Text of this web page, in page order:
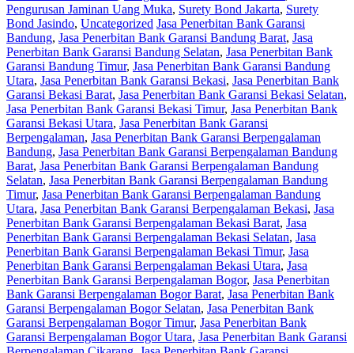
Pengurusan Jaminan Uang Muka, Surety Bond Jakarta, Surety
Bond Jasindo, Uncategorized Jasa Penerbitan Bank Garansi
Bandung, Jasa Penerbitan Bank Garansi Bandung Barat, Jasa
Penerbitan Bank Garansi Bandung Selatan, Jasa Penerbitan Bank
Garansi Bandung Timur, Jasa Penerbitan Bank Garansi Bandung
Utara, Jasa Penerbitan Bank Garansi Bekasi, Jasa Penerbitan Bank
Garansi Bekasi Barat, Jasa Penerbitan Bank Garansi Bekasi Selatan,
Jasa Penerbitan Bank Garansi Bekasi Timur, Jasa Penerbitan Bank
Garansi Bekasi Utara, Jasa Penerbitan Bank Garansi
Berpengalaman, Jasa Penerbitan Bank Garansi Berpengalaman
Bandung, Jasa Penerbitan Bank Garansi Berpengalaman Bandung
Barat, Jasa Penerbitan Bank Garansi Berpengalaman Bandung
Selatan, Jasa Penerbitan Bank Garansi Berpengalaman Bandung
Timur, Jasa Penerbitan Bank Garansi Berpengalaman Bandung
Utara, Jasa Penerbitan Bank Garansi Berpengalaman Bekasi, Jasa
Penerbitan Bank Garansi Berpengalaman Bekasi Barat, Jasa
Penerbitan Bank Garansi Berpengalaman Bekasi Selatan, Jasa
Penerbitan Bank Garansi Berpengalaman Bekasi Timur, Jasa
Penerbitan Bank Garansi Berpengalaman Bekasi Utara, Jasa
Penerbitan Bank Garansi Berpengalaman Bogor, Jasa Penerbitan
Bank Garansi Berpengalaman Bogor Barat, Jasa Penerbitan Bank
Garansi Berpengalaman Bogor Selatan, Jasa Penerbitan Bank
Garansi Berpengalaman Bogor Timur, Jasa Penerbitan Bank
Garansi Berpengalaman Bogor Utara, Jasa Penerbitan Bank Garansi